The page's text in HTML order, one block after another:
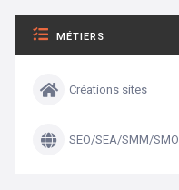
MÉTIERS
Créations sites
SEO/SEA/SMM/SMO